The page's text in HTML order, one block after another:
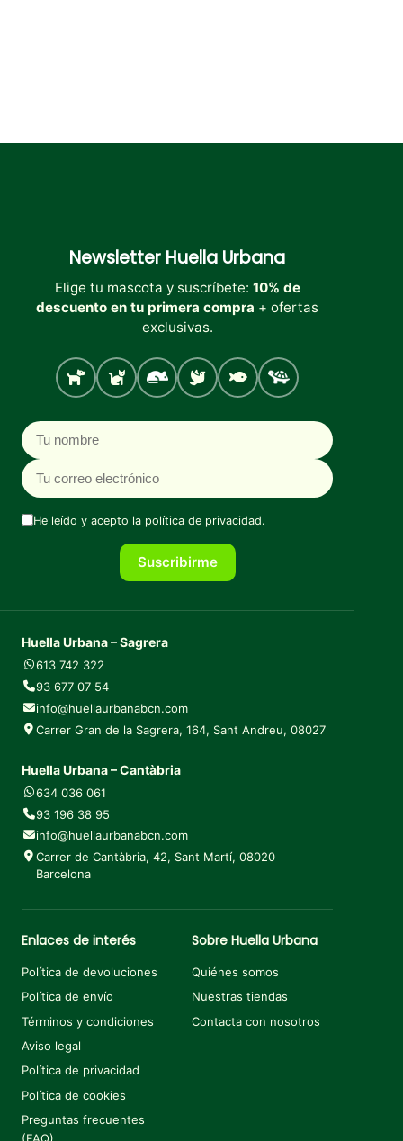
Newsletter Huella Urbana
Elige tu mascota y suscríbete: 10% de
descuento en tu primera compra + ofertas
exclusivas.
Perro Gato Roedores
Aves PecesTortugas
Nombre
Correo electrónico
He leído y acepto la política de privacidad.
Suscribirme
Huella Urbana – Sagrera
613 742 322
93 677 07 54
info@huellaurbanabcn.com
Carrer Gran de la Sagrera, 164, Sant Andreu, 08027
Huella Urbana – Cantàbria
634 036 061
93 196 38 95
info@huellaurbanabcn.com
Carrer de Cantàbria, 42, Sant Martí, 08020
Barcelona
Enlaces de interés
Política de devoluciones
Política de envío
Términos y condiciones
Aviso legal
Política de privacidad
Política de cookies
Preguntas frecuentes
Sobre Huella Urbana
Quiénes somos
Nuestras tiendas
Contacta con nosotros